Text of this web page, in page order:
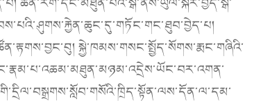
སྐྱེ་ཁམས་གསང་སྤྱོད་སོགས་རྨང་གཞིའི་